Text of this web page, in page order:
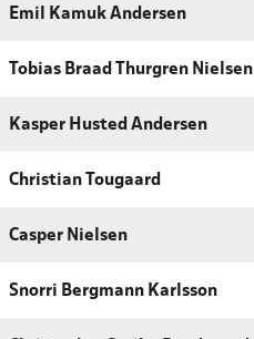
Emil Kamuk Andersen
Tobias Braad Thurgren Nielsen
Kasper Husted Andersen
Christian Tougaard
Casper Nielsen
Snorri Bergmann Karlsson